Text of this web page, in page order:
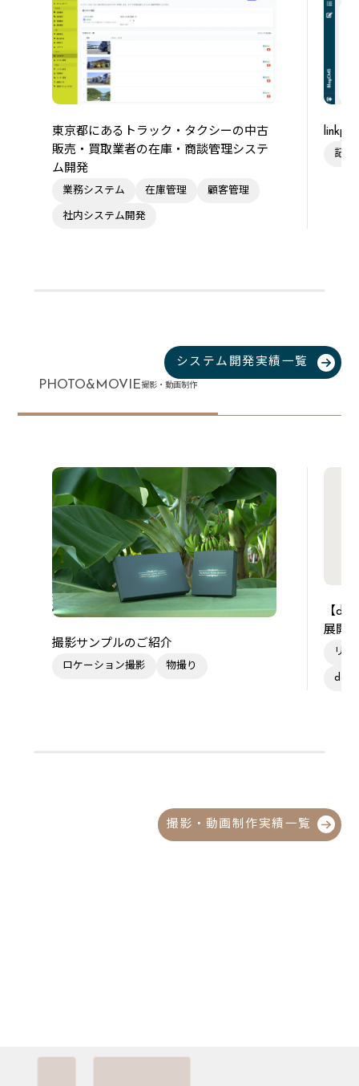
東京都にあるトラック・タクシーの中古
販売・買取業者の在庫・商談管理システ
ム開発
業務システム 在庫管理 顧客管理
社内システム開発
記事
システム開発実績一覧
PHOTO&MOVIE撮影・動画制作
撮影サンプルのご紹介
ロケーション撮影 物撮り
【
展開
リー
撮影・動画制作実績一覧